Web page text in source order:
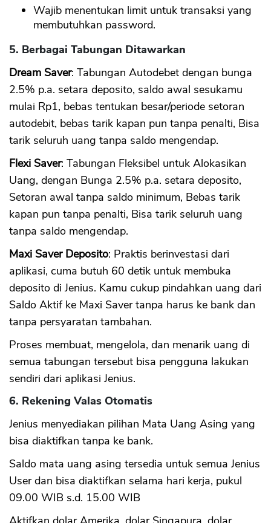
Wajib menentukan limit untuk transaksi yang
membutuhkan password.
5. Berbagai Tabungan Ditawarkan
Dream Saver: Tabungan Autodebet dengan bunga
2.5% p.a. setara deposito, saldo awal sesukamu
mulai Rp1, bebas tentukan besar/periode setoran
autodebit, bebas tarik kapan pun tanpa penalti, Bisa
tarik seluruh uang tanpa saldo mengendap.
Flexi Saver: Tabungan Fleksibel untuk Alokasikan
Uang, dengan Bunga 2.5% p.a. setara deposito,
Setoran awal tanpa saldo minimum, Bebas tarik
kapan pun tanpa penalti, Bisa tarik seluruh uang
tanpa saldo mengendap.
Maxi Saver Deposito: Praktis berinvestasi dari
aplikasi, cuma butuh 60 detik untuk membuka
deposito di Jenius. Kamu cukup pindahkan uang dari
Saldo Aktif ke Maxi Saver tanpa harus ke bank dan
tanpa persyaratan tambahan.
Proses membuat, mengelola, dan menarik uang di
semua tabungan tersebut bisa pengguna lakukan
sendiri dari aplikasi Jenius.
6. Rekening Valas Otomatis
Jenius menyediakan pilihan Mata Uang Asing yang
bisa diaktifkan tanpa ke bank.
Saldo mata uang asing tersedia untuk semua Jenius
User dan bisa diaktifkan selama hari kerja, pukul
09.00 WIB s.d. 15.00 WIB